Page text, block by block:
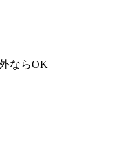
ならOK